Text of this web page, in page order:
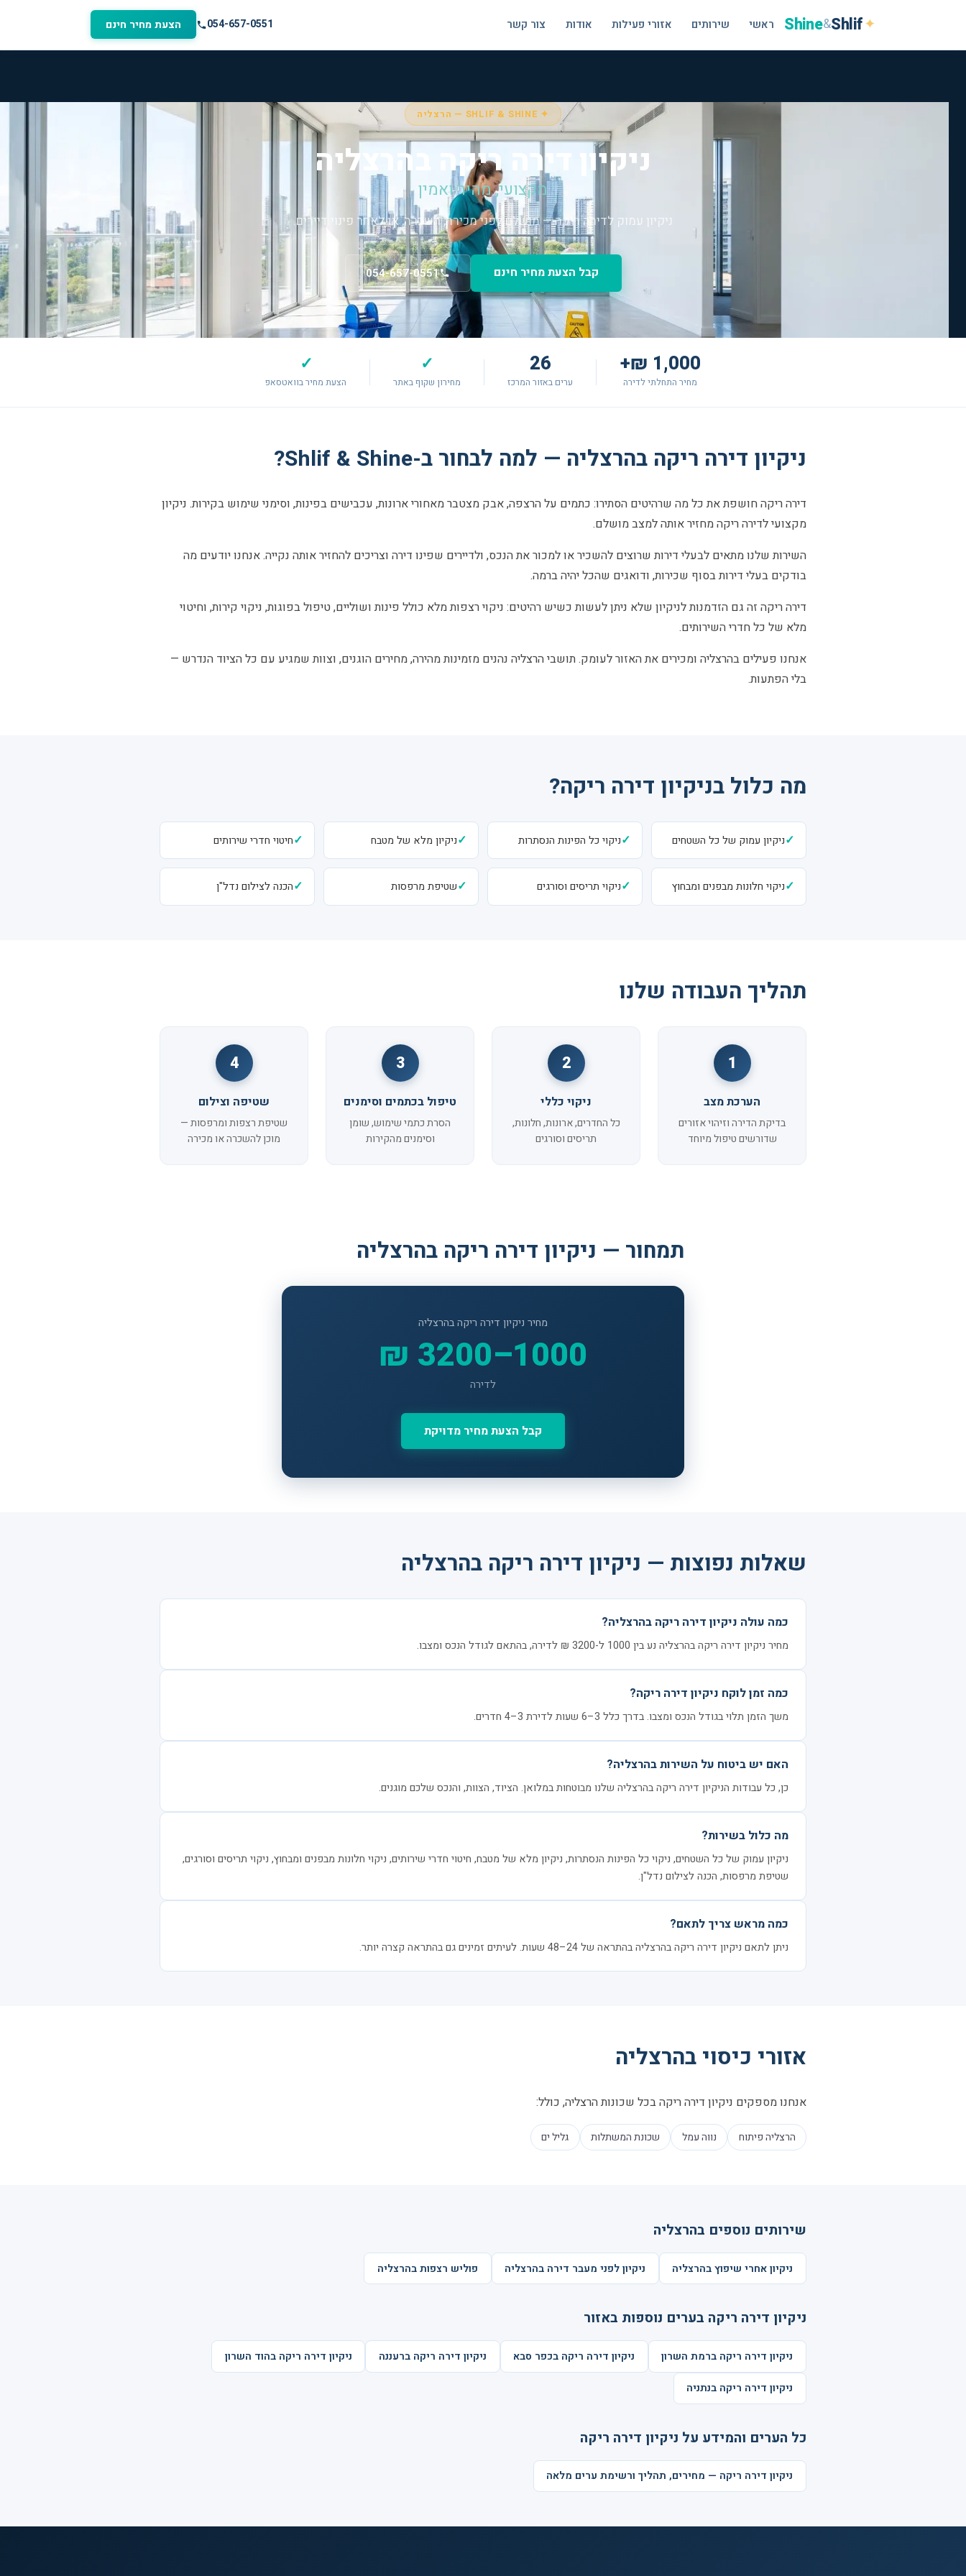
✦
Shlif
&
Shine ראשי שירותים אזורי פעילות אודות צור קשר 054-657-0551 הצעת מחיר חינם
✦ SHLIF & SHINE — הרצליה
ניקיון דירה ריקה בהרצליה
מקצועי, מהיר ואמין
ניקיון עמוק לדירה ריקה — מושלם לפני מכירה, השכרה, או לאחר פינוי דיירים.
קבל הצעת מחיר חינם 054-657-0551
1,000 ₪+
מחיר התחלתי לדירה
26
ערים באזור המרכז
✓
מחירון שקוף באתר
✓
הצעת מחיר בוואטסאפ
ניקיון דירה ריקה בהרצליה — למה לבחור ב-Shlif & Shine?
דירה ריקה חושפת את כל מה שרהיטים הסתירו: כתמים על הרצפה, אבק מצטבר מאחורי ארונות, עכבישים בפינות, וסימני שימוש בקירות. ניקיון
מקצועי לדירה ריקה מחזיר אותה למצב מושלם.
השירות שלנו מתאים לבעלי דירות שרוצים להשכיר או למכור את הנכס, ולדיירים שפינו דירה וצריכים להחזיר אותה נקייה. אנחנו יודעים מה
בודקים בעלי דירות בסוף שכירות, ודואגים שהכל יהיה ברמה.
דירה ריקה זה גם הזדמנות לניקיון שלא ניתן לעשות כשיש רהיטים: ניקוי רצפות מלא כולל פינות ושוליים, טיפול בפוגות, ניקוי קירות, וחיטוי
מלא של כל חדרי השירותים.
אנחנו פעילים בהרצליה ומכירים את האזור לעומק. תושבי הרצליה נהנים מזמינות מהירה, מחירים הוגנים, וצוות שמגיע עם כל הציוד הנדרש —
בלי הפתעות.
מה כלול בניקיון דירה ריקה?
✓ניקיון עמוק של כל השטחים ✓ניקוי כל הפינות הנסתרות ✓ניקיון מלא של מטבח ✓חיטוי חדרי שירותים
✓ניקוי חלונות מבפנים ומבחוץ ✓ניקוי תריסים וסורגים ✓שטיפת מרפסות ✓הכנה לצילום נדל"ן
תהליך העבודה שלנו
1
הערכת מצב
בדיקת הדירה וזיהוי אזורים
שדורשים טיפול מיוחד
2
ניקוי כללי
כל החדרים, ארונות, חלונות,
תריסים וסורגים
3
טיפול בכתמים וסימנים
הסרת כתמי שימוש, שומן
וסימנים מהקירות
4
שטיפה וצילום
שטיפת רצפות ומרפסות —
מוכן להשכרה או מכירה
תמחור — ניקיון דירה ריקה בהרצליה
מחיר ניקיון דירה ריקה בהרצליה
1000–3200 ₪
לדירה
קבל הצעת מחיר מדויקת
שאלות נפוצות — ניקיון דירה ריקה בהרצליה
כמה עולה ניקיון דירה ריקה בהרצליה?
מחיר ניקיון דירה ריקה בהרצליה נע בין 1000 ל-3200 ₪ לדירה, בהתאם לגודל הנכס ומצבו.
כמה זמן לוקח ניקיון דירה ריקה?
משך הזמן תלוי בגודל הנכס ומצבו. בדרך כלל 3–6 שעות לדירת 3–4 חדרים.
האם יש ביטוח על השירות בהרצליה?
כן, כל עבודות הניקיון דירה ריקה בהרצליה שלנו מבוטחות במלואן. הציוד, הצוות, והנכס שלכם מוגנים.
מה כלול בשירות?
ניקיון עמוק של כל השטחים, ניקוי כל הפינות הנסתרות, ניקיון מלא של מטבח, חיטוי חדרי שירותים, ניקוי חלונות מבפנים ומבחוץ, ניקוי תריסים וסורגים,
שטיפת מרפסות, הכנה לצילום נדל"ן.
כמה מראש צריך לתאם?
ניתן לתאם ניקיון דירה ריקה בהרצליה בהתראה של 24–48 שעות. לעיתים זמינים גם בהתראה קצרה יותר.
אזורי כיסוי בהרצליה
אנחנו מספקים ניקיון דירה ריקה בכל שכונות הרצליה, כולל:
הרצליה פיתוח נווה עמל שכונת המשתלות גליל ים
שירותים נוספים בהרצליה
ניקיון אחרי שיפוץ בהרצליה ניקיון לפני מעבר דירה בהרצליה פוליש רצפות בהרצליה
ניקיון דירה ריקה בערים נוספות באזור
ניקיון דירה ריקה ברמת השרון ניקיון דירה ריקה בכפר סבא ניקיון דירה ריקה ברעננה ניקיון דירה ריקה בהוד השרון
ניקיון דירה ריקה בנתניה
כל הערים והמידע על ניקיון דירה ריקה
ניקיון דירה ריקה — מחירים, תהליך ורשימת ערים מלאה